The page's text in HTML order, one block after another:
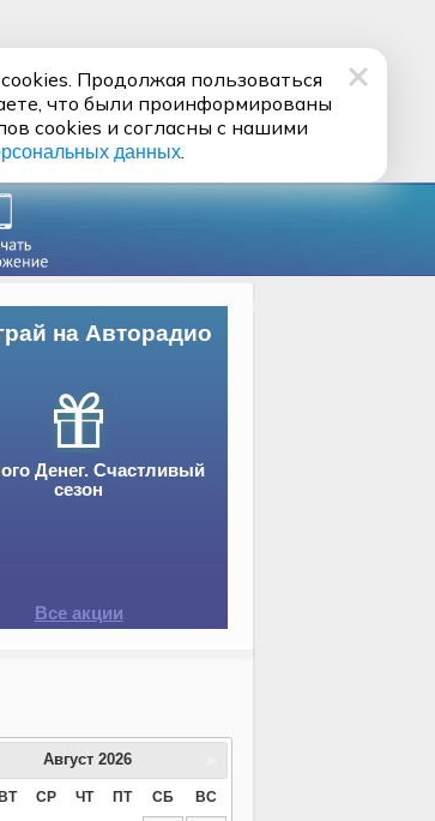
на Авторадио
Денег. Счастливый
сезон
Все акции
Август 2026
ВТ СР ЧТ ПТ СБ ВС
Продолжая пользоваться
что были проинформированы
cookies и согласны с нашими
данных.